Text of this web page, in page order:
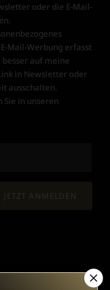
oder die E-Mail-
Mail-Werbung erfasst
auf meine
in Newsletter oder
ausschalten.
in unseren
JETZT ANMELDEN